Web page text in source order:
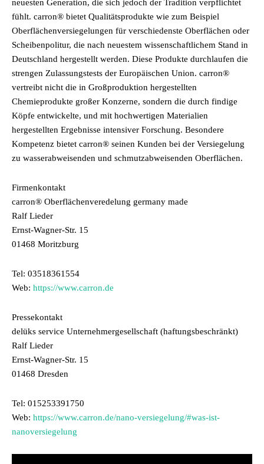
neuesten Generation, die sich jedoch der Tradition verpflichtet
fühlt. carron® bietet Qualitätsprodukte wie zum Beispiel
Oberflächenversiegelungen für verschiedenste Oberflächen oder
Scheibenpolitur, die nach neuestem wissenschaftlichem Stand in
Deutschland hergestellt werden. Diese Produkte durchlaufen die
strengen Zulassungstests der Europäischen Union. carron®
vertreibt nicht die in Großproduktion hergestellten
Chemieprodukte großer Konzerne, sondern die durch findige
Köpfe entwickelte, und mit hochwertigen Materialien
hergestellten Ergebnisse intensiver Forschung. Besondere
Kompetenz bietet carron® seinen Kunden bei der Versiegelung
zu wasserabweisenden und schmutzabweisenden Oberflächen.
Firmenkontakt
carron® Oberflächenveredelung germany made
Ralf Lieder
Ernst-Wagner-Str. 15
01468 Moritzburg
Tel: 03518361554
Web: https://www.carron.de
Pressekontakt
delüks service Unternehmergesellschaft (haftungsbeschränkt)
Ralf Lieder
Ernst-Wagner-Str. 15
01468 Dresden
Tel: 015253391750
Web: https://www.carron.de/nano-versiegelung/#was-ist-
nanoversiegelung